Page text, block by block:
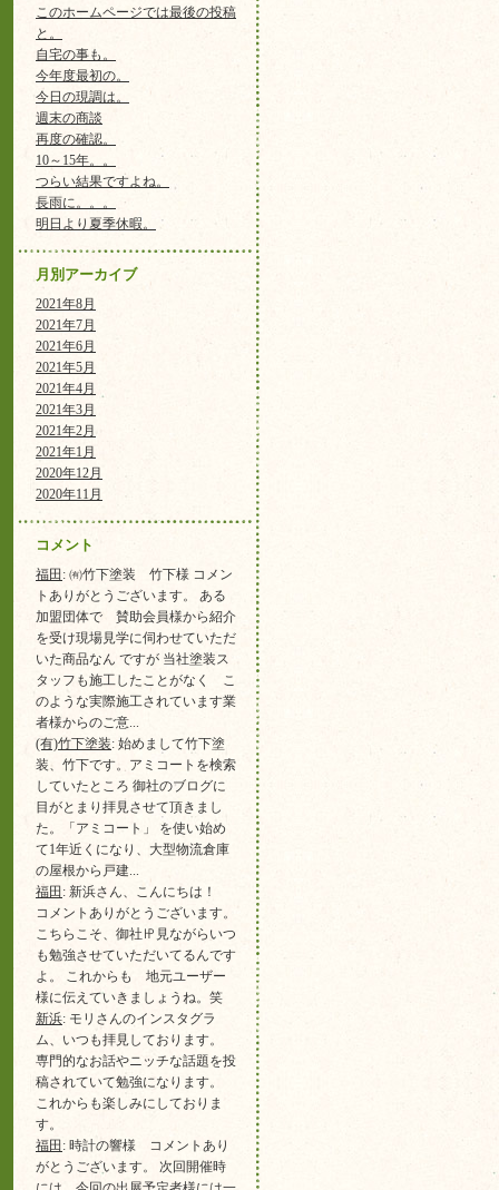
このホームページでは最後の投稿
と。
自宅の事も。
今年度最初の。
今日の現調は。
週末の商談
再度の確認。
10～15年。。
つらい結果ですよね。
長雨に。。。
明日より夏季休暇。
月別アーカイブ
2021年8月
2021年7月
2021年6月
2021年5月
2021年4月
2021年3月
2021年2月
2021年1月
2020年12月
2020年11月
コメント
福田 : ㈲竹下塗装 竹下様 コメン
トありがとうございます。 ある
加盟団体で 賛助会員様から紹介
を受け現場見学に伺わせていただ
いた商品なん ですが 当社塗装ス
タッフも施工したことがなく こ
のような実際施工されています業
者様からのご意...
(有)竹下塗装: 始めまして竹下塗
装、竹下です。アミコートを検索
していたところ 御社のブログに
目がとまり拝見させて頂きまし
た。「アミコート」 を使い始め
て1年近くになり、大型物流倉庫
の屋根から戸建...
福田 : 新浜さん、こんにちは！
コメントありがとうございます。
こちらこそ、御社㏋見ながらいつ
も勉強させていただいてるんです
よ。 これからも 地元ユーザー
様に伝えていきましょうね。笑
新浜: モリさんのインスタグラ
ム、いつも拝見しております。
専門的なお話やニッチな話題を投
稿されていて勉強になります。
これからも楽しみにしておりま
す。
福田 : 時計の響様 コメントあり
がとうございます。 次回開催時